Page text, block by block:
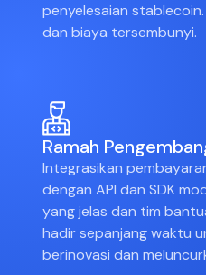
penyelesaian
dan biaya tersembunyi.
Ramah
Integrasikan
dengan API dan SDK
yang jelas dan tim
hadir sepanjang waktu
berinovasi dan